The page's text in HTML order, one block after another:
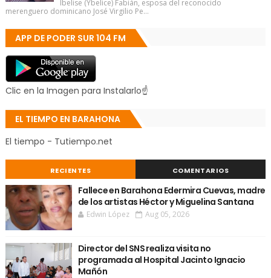
Ibelise (Ybelice) Fabián, esposa del reconocido
merenguero dominicano José Virgilio Pe...
APP DE PODER SUR 104 FM
Clic en la Imagen para Instalarlo☝
EL TIEMPO EN BARAHONA
El tiempo - Tutiempo.net
RECIENTES COMENTARIOS
Fallece en Barahona Edermira Cuevas, madre
de los artistas Héctor y Miguelina Santana
Edwin López Aug 05, 2026
Director del SNS realiza visita no
programada al Hospital Jacinto Ignacio
Mañón